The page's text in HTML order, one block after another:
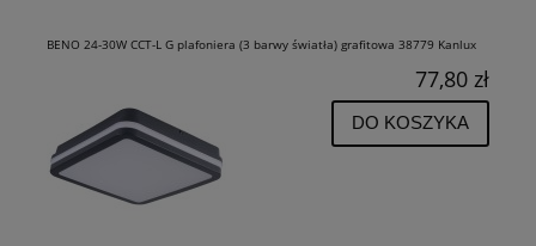
BENO 24-30W CCT-L G plafoniera (3 barwy światła) grafitowa 38779 Kanlux
77,80 zł
DO KOSZYKA